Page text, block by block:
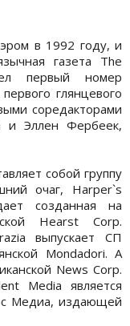
в 1992 году, и
газета The
первый номер
глянцевого
соредакторами
и Эллен Фербеек,
собой группу
очаг, Harper`s
созданная на
Hearst Corp.
выпускает СП
Mondadori. А
News Corp.
Media является
Медиа, издающей